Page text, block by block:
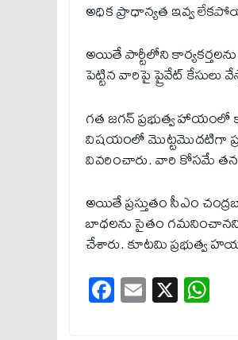
అధిక ప్రాధాన్యత ఇవ్వ
అయితే పార్టీలోని
పెట్టిన వారిపై ప్రైవేట్‌
గత జగన్ ప్రభుత్వ హాయంలో
విషయంలో మొట్టమొదటిగా
వివరించారు. వారి కోసమే
అయితే ప్రస్తుతం సీఎం
బాధలను సైతం గమనించానని
చేశారు. కూటమి ప్రభుత్వ
Fa
ce
E
m
X